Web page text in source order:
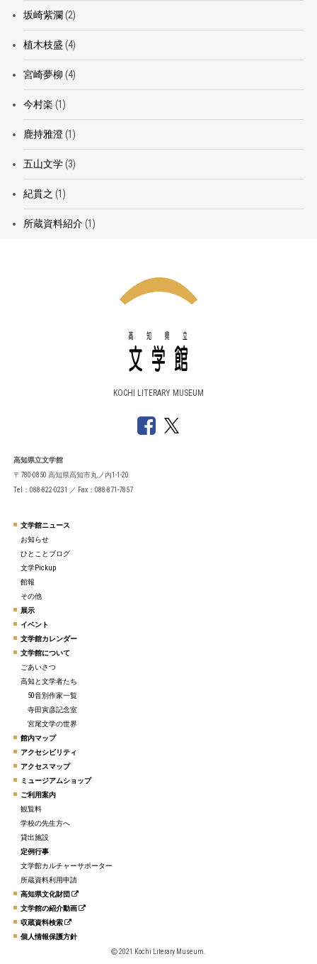
坂崎紫瀾(2)
植木枝盛 (4)
宮崎夢柳 (4)
今村楽 (1)
鹿持雅澄(1)
五山文学(3)
紀貫之 (1)
所蔵資料紹介(1)
KOCHI LITERARY MUSEUM
高知県立文学館
〒780-0850 高知県高知市丸ノ内1-1-20
Tel：088-822-0231 ／ Fax：088-871-7857
文学館ニュース
お知らせ
ひとことブログ
文学Pickup
館報
その他
展示
イベント
文学館カレンダー
文学館について
ごあいさつ
高知と文学者たち
50音別作家一覧
寺田寅彦記念室
宮尾文学の世界
館内マップ
アクセシビリティ
アクセスマップ
ミュージアムショップ
ご利用案内
観覧料
学校の先生方へ
貸出施設
定例行事
文学館カルチャーサポーター
所蔵資料利用申請
高知県文化財団
文学館の紹介動画
収蔵資料検索
個人情報保護方針
2021 Kochi Literary Museum.